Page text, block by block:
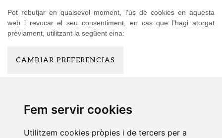
Fem servir cookies
Utilitzem cookies pròpies i de tercers per a
Pot rebutjar en qualsevol moment, l'ús de cookies en aquesta
web i revocar el seu consentiment, en cas que l'hagi atorgat
prèviament, utilitzant la següent eina:
CAMBIAR PREFERENCIAS
Com a usuari podràs exercitar els teus drets d'accés, rectificació,
corresponguin, així com revocar el teu consentiment, respecte del